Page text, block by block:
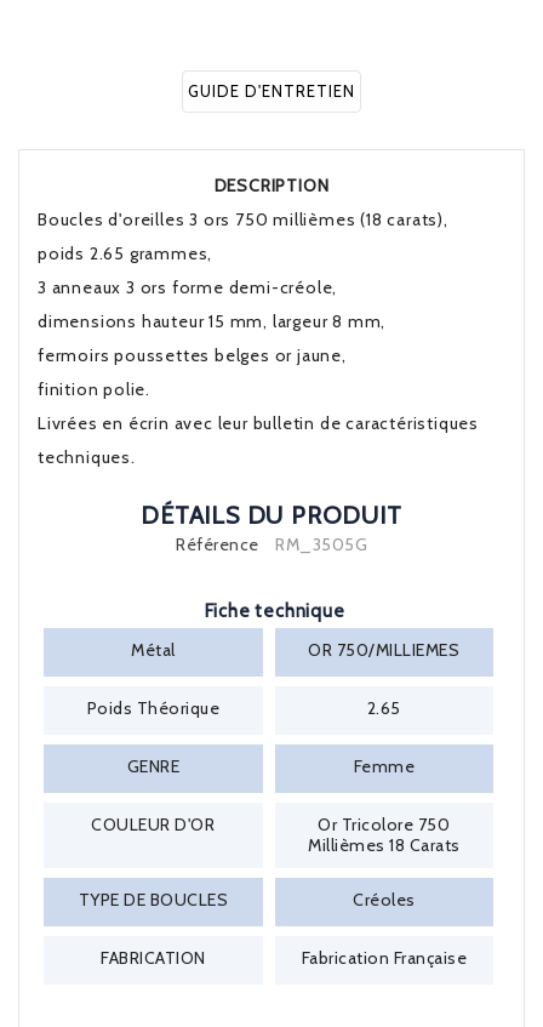
GUIDE D'ENTRETIEN
DESCRIPTION
Boucles d'oreilles 3 ors 750 millièmes (18 carats),
poids 2.65 grammes,
3 anneaux 3 ors forme demi-créole,
dimensions hauteur 15 mm, largeur 8 mm,
fermoirs poussettes belges or jaune,
finition polie.
Livrées en écrin avec leur bulletin de caractéristiques
techniques.
DÉTAILS DU PRODUIT
Référence RM_3505G
Fiche technique
Métal
OR 750/MILLIEMES
Poids Théorique 2.65
GENRE Femme
COULEUR D'OR
Or Tricolore 750
Millièmes 18 Carats
TYPE DE BOUCLES Créoles
FABRICATION Fabrication Française